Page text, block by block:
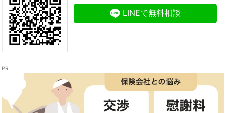
LINEで無料相談